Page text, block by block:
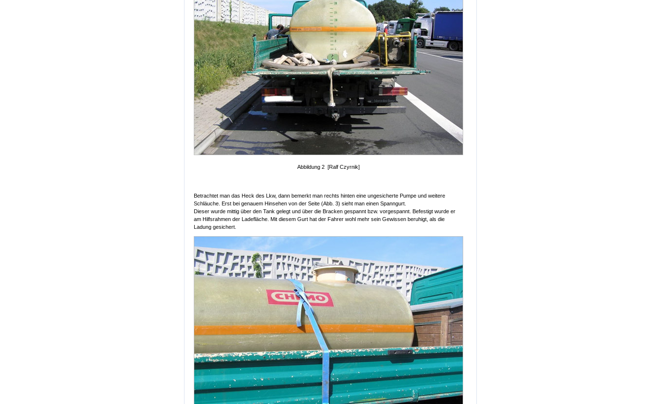
Abbildung 2 [Ralf Czyrnik]
Betrachtet man das Heck des Lkw, dann bemerkt man rechts hinten eine ungesicherte Pumpe und weitere
Schläuche. Erst bei genauem Hinsehen von der Seite (Abb. 3) sieht man einen Spanngurt.
Dieser wurde mittig über den Tank gelegt und über die Bracken gespannt bzw. vorgespannt. Befestigt wurde er
am Hilfsrahmen der Ladefläche. Mit diesem Gurt hat der Fahrer wohl mehr sein Gewissen beruhigt, als die
Ladung gesichert.